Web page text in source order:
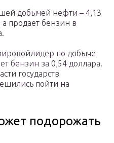
добычей нефти – 4,13
продает бензин в
по добыче
бензин за 0,54 доллара.
государств
пойти на
подорожать